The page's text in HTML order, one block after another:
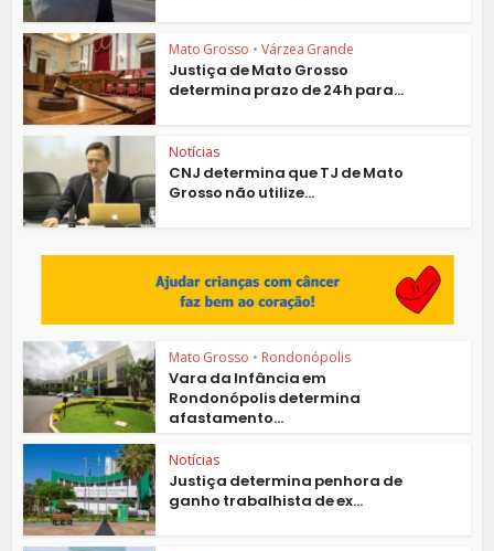
Mato Grosso • Várzea Grande
Justiça de Mato Grosso
determina prazo de 24h para...
Notícias
CNJ determina que TJ de Mato
Grosso não utilize...
Mato Grosso • Rondonópolis
Vara da Infância em
Rondonópolis determina
afastamento...
Notícias
Justiça determina penhora de
ganho trabalhista de ex...